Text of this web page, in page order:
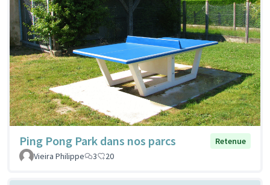
Ping Pong Park dans nos parcs
Retenue
Vieira Philippe
3 20